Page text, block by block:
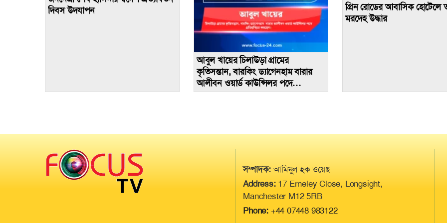
দিবস উদযাপন
আবুল খায়ের চিলাউড়া গ্রামের
কৃতিসন্তান, বারকিং ড‍্যাগেনহাম বারার
আলীবন ওয়ার্ড কাউন্সিলর পদে
প্রতিদ্বন্দ্বিতা করছেন।
গ্রিন রোডের আবাসিক হোটেলে
মরদেহ উদ্ধার
সম্পাদক:আমিনুল হক ওয়েছ
Address:17 Erneley Close, Longsight,
Manchester M12 5RB
Phone:+44 07448 983122